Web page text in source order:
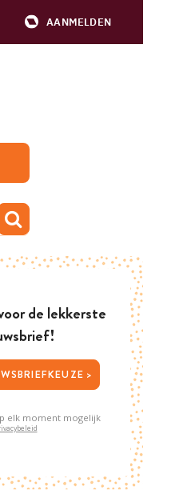
AANMELDEN
de lekkerste
JOUW NIEUWSBRIEFKEUZE >
elk moment mogelijk